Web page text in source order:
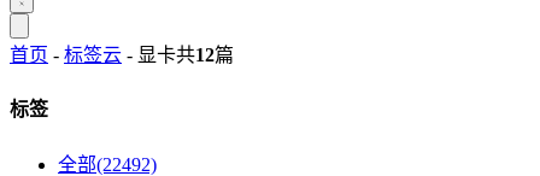
首页 - 标签云 - 显卡共12篇
标签
全部(22492)